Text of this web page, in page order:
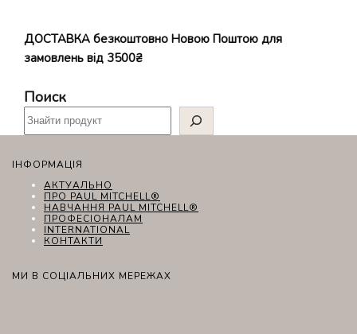
ДОСТАВКА безкоштовно Новою Поштою для
замовлень від 3500₴
Поиск
ІНФОРМАЦІЯ
АКТУАЛЬНО
ПРО PAUL MITCHELL®
НАВЧАННЯ PAUL MITCHELL®
ПРОФЕСІОНАЛАМ
INTERNATIONAL
КОНТАКТИ
МИ В СОЦІАЛЬНИХ МЕРЕЖАХ